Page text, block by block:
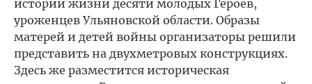
истории жизни десяти молодых Героев,
уроженцев Ульяновской области. Образы
матерей и детей войны организаторы решили
представить на двухметровых конструкциях.
Здесь же разместится историческая